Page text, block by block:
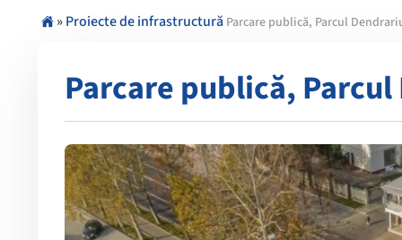
»Proiecte de infrastructură Parcare publică, Parcul
Parcare publică,